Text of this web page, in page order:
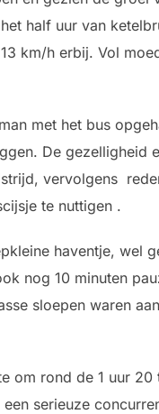
half uur van
km/h erbij. Vol
met het bus
De gezelligheid
vervolgens
te nuttigen .
haventje, wel
nog 10 minuten
sloepen waren
om rond de 1 uur
serieuze